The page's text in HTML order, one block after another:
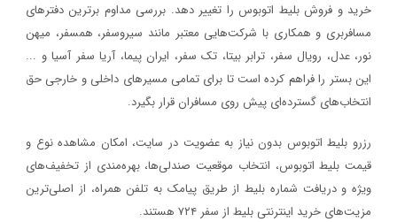
خرید و فروش بلیط اتوبوس را تغییر دهد. بررسی مداوم برترین دفترهای
مسافربری و همکاری با شرکت‌هایی معتبر مانند سیروسفر، همسفر، میهن‌
نور، عدل، رویال سفر، ترابر بیتا، تک سفر، ایران پیما، آریا سفر آسیا و ...
این بستر را فراهم کرده است تا برای تمامی مسیرهای داخلی و خارجی حق
انتخاب‌های گسترده‌ای پیش روی مسافران قرار بگیرد.
رزرو بلیط اتوبوس بدون نیاز به عضویت در سایت، امکان مشاهده نوع و
قیمت بلیط اتوبوس، انتخاب موقعیت صندلی‌ها، بهره‌مندی از تخفیف‌های
ویژه و دریافت شماره‌ بلیط از طریق پیامک به تلفن همراه، از اصلی‌ترین
مزیت‌های خرید اینترنتی بلیط از سفر ۷۲۴ هستند.